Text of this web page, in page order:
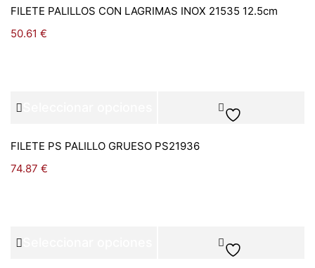
FILETE PALILLOS CON LAGRIMAS INOX 21535 12.5cm
50.61 €
FILETE PS PALILLO GRUESO PS21936
74.87 €